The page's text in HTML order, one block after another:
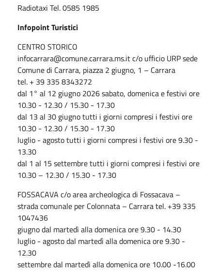
Radiotaxi Tel. 0585 1985
Infopoint Turistici
CENTRO STORICO
infocarrara@comune.carrara.ms.it c/o ufficio URP sede
Comune di Carrara, piazza 2 giugno, 1 – Carrara
tel. + 39 335 8343272
dal 1° al 12 giugno 2026 sabato, domenica e festivi ore
10.30 - 12.30 / 15.30 - 17.30
dal 13 al 30 giugno tutti i giorni compresi i festivi ore
10.30 - 12.30 / 15.30 - 17.30
luglio - agosto tutti i giorni compresi i festivi ore 9.30 -
13.30
dal 1 al 15 settembre tutti i giorni compresi i festivi ore
10.30 – 12.30 / 15.30 - 17.30
FOSSACAVA c/o area archeologica di Fossacava –
strada comunale per Colonnata – Carrara tel. +39 335
1047436
giugno dal martedì alla domenica ore 9.30 - 14.30
luglio - agosto dal martedì alla domenica ore 9.30 -
12.30
settembre dal martedì alla domenica ore 10.00 -16.00